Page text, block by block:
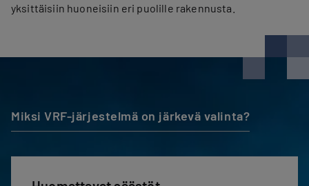
yksittäisiin huoneisiin eri puolille rakennusta.
Miksi VRF-järjestelmä on järkevä valinta?